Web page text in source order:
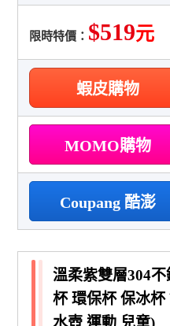
限時特價： $519元
蝦皮購物
MOMO購物
Coupang 酷澎
溫柔紫雙層304
杯 環保杯 保冰
水壺 運動 兒童)